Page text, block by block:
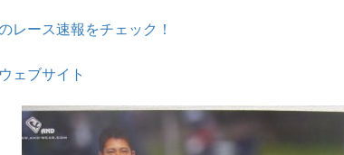
レース速報をチェック！
ェブサイト